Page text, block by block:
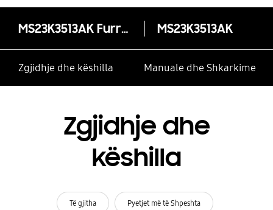
MS23K3513AK Furrë mikrovalë e pavarur me emalim qeramik, 23L MS23K3513AK
Zgjidhje dhe këshilla Manuale dhe Shkarkime
Zgjidhje dhe
këshilla
Të gjitha Pyetjet më të Shpeshta